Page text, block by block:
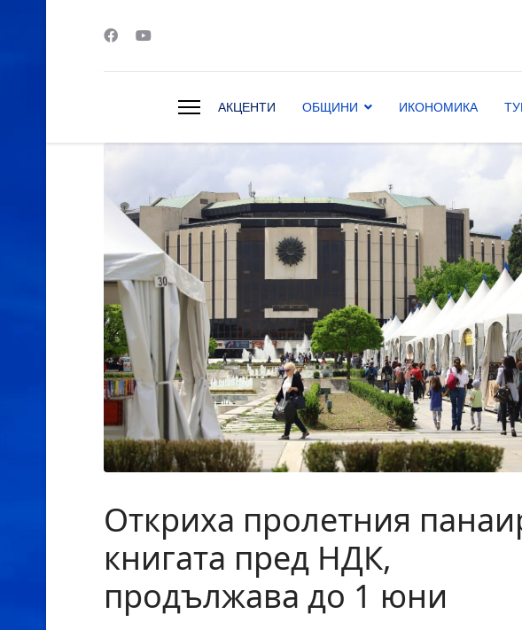
АКЦЕНТИ ОБЩИНИ ИКОНОМИКА
Откриха пролетния
книгата пред НДК,
продължава до 1 юни